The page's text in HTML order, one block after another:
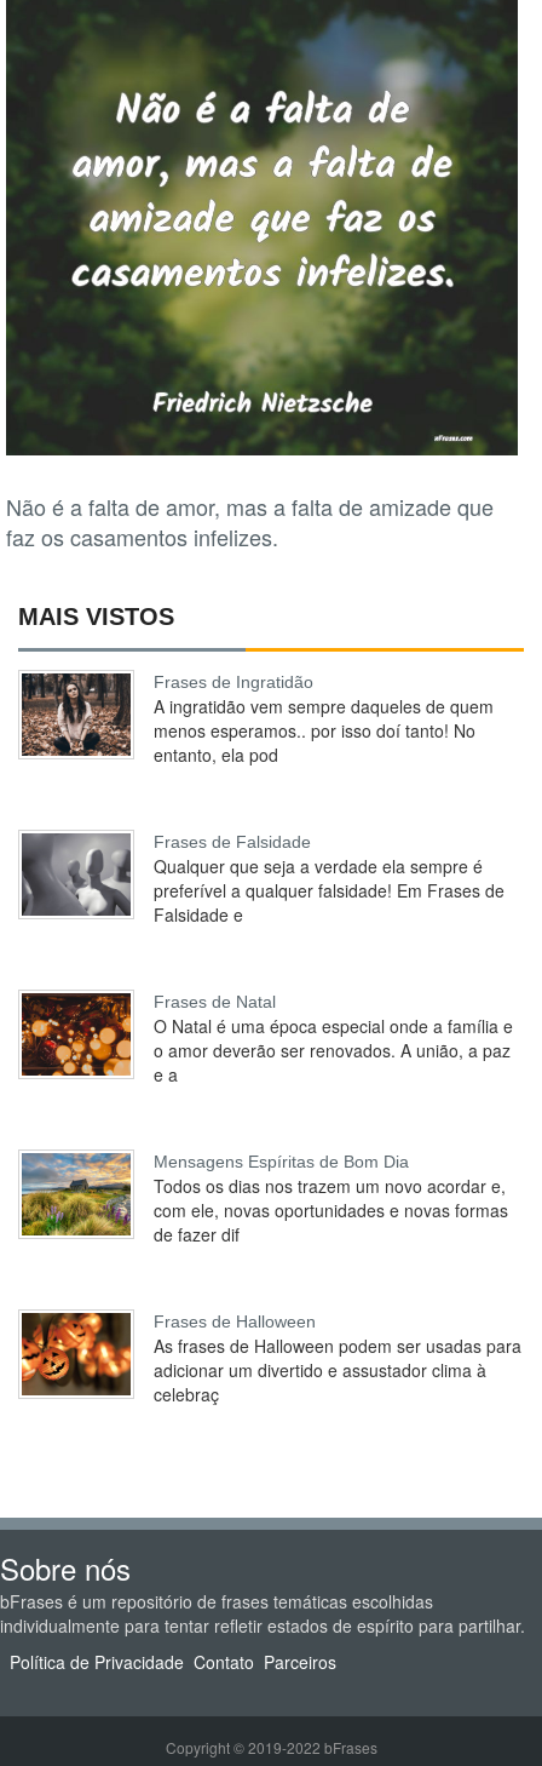
Não é a falta de amor, mas a falta de amizade que
faz os casamentos infelizes.
MAIS VISTOS
Frases de Ingratidão
A ingratidão vem sempre daqueles de quem
menos esperamos.. por isso doí tanto! No
entanto, ela pod
Frases de Falsidade
Qualquer que seja a verdade ela sempre é
preferível a qualquer falsidade! Em Frases de
Falsidade e
Frases de Natal
O Natal é uma época especial onde a família e
o amor deverão ser renovados. A união, a paz
e a
Mensagens Espíritas de Bom Dia
Todos os dias nos trazem um novo acordar e,
com ele, novas oportunidades e novas formas
de fazer dif
Frases de Halloween
As frases de Halloween podem ser usadas para
adicionar um divertido e assustador clima à
celebraç
Sobre nós
bFrases é um repositório de frases temáticas escolhidas
individualmente para tentar refletir estados de espírito para partilhar.
Política de Privacidade Contato Parceiros
Copyright © 2019-2022 bFrases